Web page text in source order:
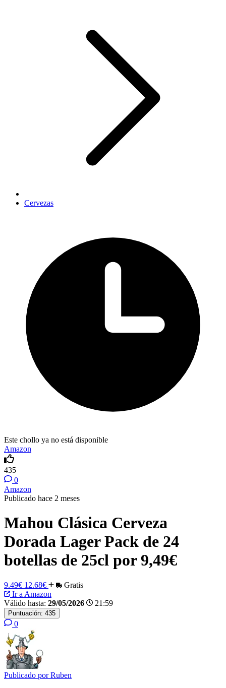
Cervezas
Este chollo ya no está disponible
Amazon
435
0
Amazon
Publicado hace 2 meses
Mahou Clásica Cerveza
Dorada Lager Pack de 24
botellas de 25cl por 9,49€
9.49€ 12.68€
Gratis
Ir a Amazon
Válido hasta: 29/05/2026 21:59
Puntuación: 435
0
Publicado porRuben